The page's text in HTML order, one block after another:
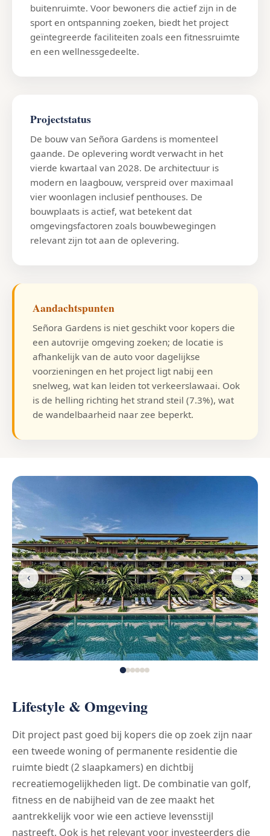
buitenruimte. Voor bewoners die actief zijn in de
sport en ontspanning zoeken, biedt het project
geïntegreerde faciliteiten zoals een fitnessruimte
en een wellnessgedeelte.
Projectstatus
De bouw van Señora Gardens is momenteel
gaande. De oplevering wordt verwacht in het
vierde kwartaal van 2028. De architectuur is
modern en laagbouw, verspreid over maximaal
vier woonlagen inclusief penthouses. De
bouwplaats is actief, wat betekent dat
omgevingsfactoren zoals bouwbewegingen
relevant zijn tot aan de oplevering.
Aandachtspunten
Señora Gardens is niet geschikt voor kopers die
een autovrije omgeving zoeken; de locatie is
afhankelijk van de auto voor dagelijkse
voorzieningen en het project ligt nabij een
snelweg, wat kan leiden tot verkeerslawaai. Ook
is de helling richting het strand steil (7.3%), wat
de wandelbaarheid naar zee beperkt.
Lifestyle & Omgeving
Dit project past goed bij kopers die op zoek zijn naar
een tweede woning of permanente residentie die
ruimte biedt (2 slaapkamers) en dichtbij
recreatiemogelijkheden ligt. De combinatie van golf,
fitness en de nabijheid van de zee maakt het
aantrekkelijk voor wie een actieve levensstijl
nastreeft. Ook is het relevant voor investeerders die
‹ ›